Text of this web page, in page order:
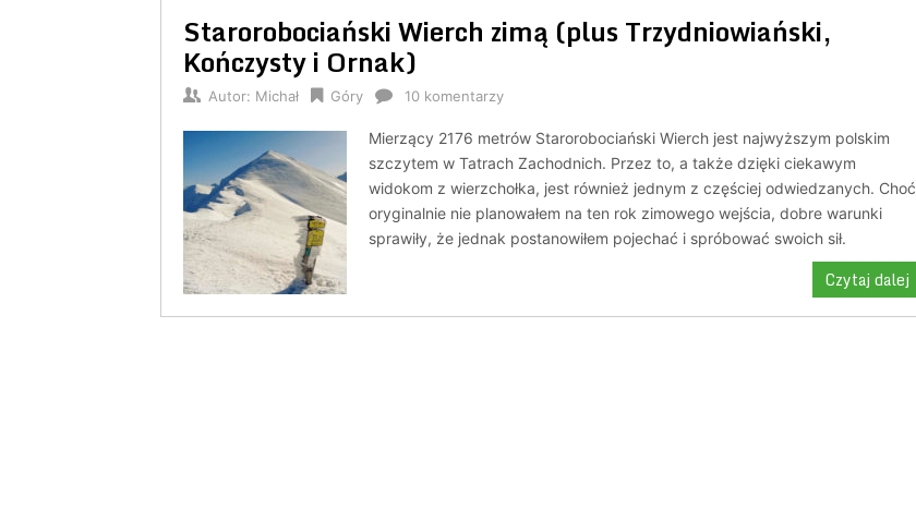
Starorobociański Wierch zimą (plus Trzydniowiański,
Kończysty i Ornak)
Autor: Michał Góry 10 komentarzy
Mierzący 2176 metrów Starorobociański Wierch jest najwyższym polskim
szczytem w Tatrach Zachodnich. Przez to, a także dzięki ciekawym
widokom z wierzchołka, jest również jednym z częściej odwiedzanych. Choć
oryginalnie nie planowałem na ten rok zimowego wejścia, dobre warunki
sprawiły, że jednak postanowiłem pojechać i spróbować swoich sił.
Czytaj dalej